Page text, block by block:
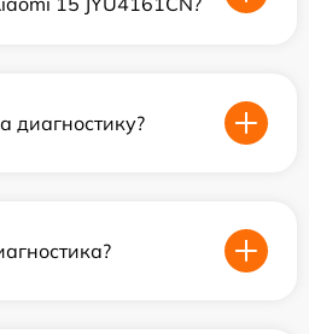
диагностику?